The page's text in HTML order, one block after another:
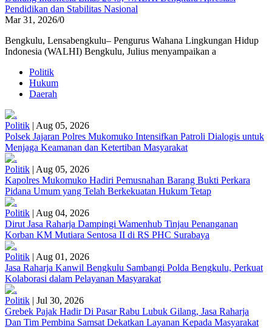
Pendidikan dan Stabilitas Nasional
Mar 31, 2026/0
Bengkulu, Lensabengkulu– Pengurus Wahana Lingkungan Hidup
Indonesia (WALHI) Bengkulu, Julius menyampaikan a
Politik
Hukum
Daerah
Politik | Aug 05, 2026
Polsek Jajaran Polres Mukomuko Intensifkan Patroli Dialogis untuk
Menjaga Keamanan dan Ketertiban Masyarakat
Politik | Aug 05, 2026
Kapolres Mukomuko Hadiri Pemusnahan Barang Bukti Perkara
Pidana Umum yang Telah Berkekuatan Hukum Tetap
Politik | Aug 04, 2026
Dirut Jasa Raharja Dampingi Wamenhub Tinjau Penanganan
Korban KM Mutiara Sentosa II di RS PHC Surabaya
Politik | Aug 01, 2026
Jasa Raharja Kanwil Bengkulu Sambangi Polda Bengkulu, Perkuat
Kolaborasi dalam Pelayanan Masyarakat
Politik | Jul 30, 2026
Grebek Pajak Hadir Di Pasar Rabu Lubuk Gilang, Jasa Raharja
Dan Tim Pembina Samsat Dekatkan Layanan Kepada Masyarakat